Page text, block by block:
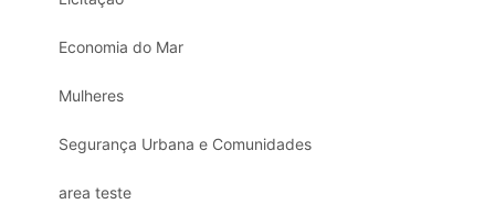
Economia do Mar
Mulheres
Segurança Urbana e Comunidades
area teste